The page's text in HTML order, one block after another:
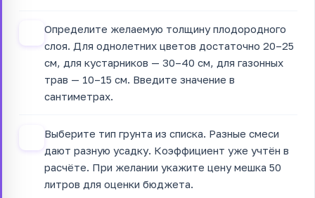
Определите желаемую толщину плодородного
слоя. Для однолетних цветов достаточно 20–25
см, для кустарников — 30–40 см, для газонных
трав — 10–15 см. Введите значение в
сантиметрах.
Выберите тип грунта из списка. Разные смеси
дают разную усадку. Коэффициент уже учтён в
расчёте. При желании укажите цену мешка 50
литров для оценки бюджета.